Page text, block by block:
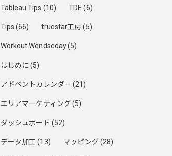
Tableau Tips (10) TDE (6)
Tips (66) truestar工房(5)
Workout Wendseday(5)
はじめに (5)
アドベントカレンダー (21)
エリアマーケティング(5)
ダッシュボード (52)
データ加工 (13) マッピング(28)